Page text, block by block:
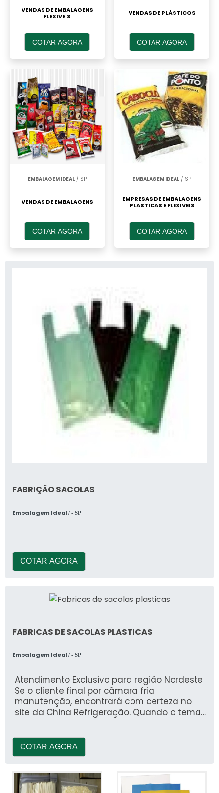
VENDAS DE EMBALAGENS
FLEXIVEIS
COTAR AGORA
VENDAS DE PLÁSTICOS
COTAR AGORA
EMBALAGEM IDEAL / SP
VENDAS DE EMBALAGENS
COTAR AGORA
EMBALAGEM IDEAL / SP
EMPRESAS DE EMBALAGENS
PLASTICAS E FLEXIVEIS
COTAR AGORA
FABRIÇÃO SACOLAS
Embalagem Ideal / - SP
COTAR AGORA
FABRICAS DE SACOLAS PLASTICAS
Embalagem Ideal / - SP
Atendimento Exclusivo para região Nordeste
Se o cliente final por câmara fria
manutenção, encontrará com certeza no
site da China Refrigeração. Quando o tema
assertividade e com a minimização do
tempo de execução dos serviços. UM POUCO
China Refrigeração foca seus esforços em
produzir uma estrutura com escritório de
COTAR AGORA